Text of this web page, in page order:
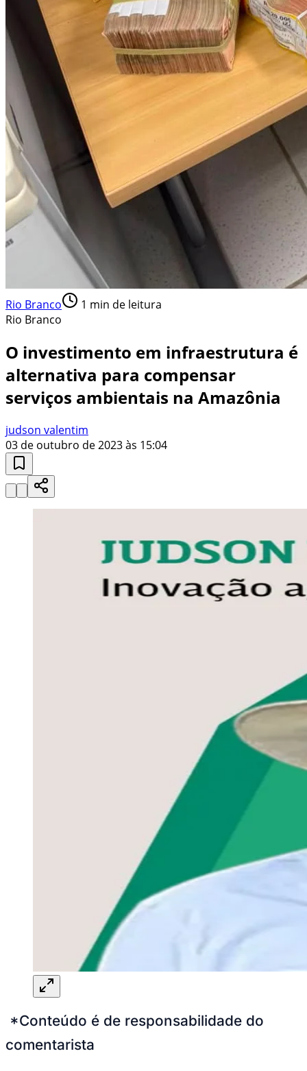
Rio Branco 1 min de leitura
Rio Branco
O investimento em infraestrutura é
alternativa para compensar
serviços ambientais na Amazônia
judson valentim
03 de outubro de 2023 às 15:04
*Conteúdo é de responsabilidade do
comentarista